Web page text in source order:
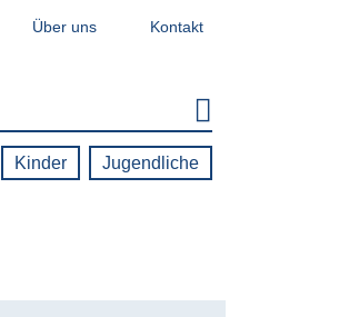
Über uns Kontakt
- Jugendseite
Kinder Jugendliche